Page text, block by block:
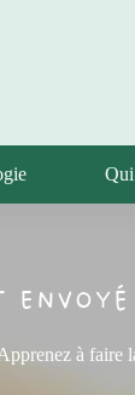
à faire